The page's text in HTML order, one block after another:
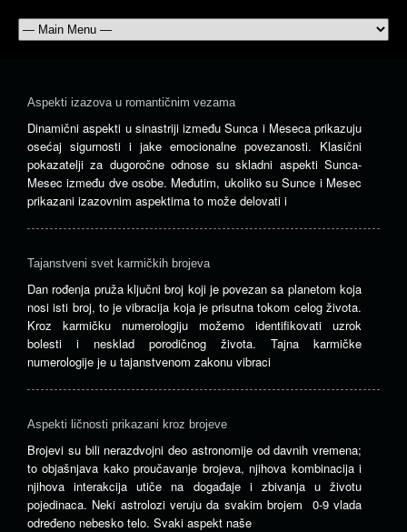
Aspekti izazova u romantičnim vezama
Dinamični aspekti u sinastriji između Sunca i Meseca prikazuju
osećaj sigurnosti i jake emocionalne povezanosti. Klasični
pokazatelji za dugoročne odnose su skladni aspekti Sunca-
Mesec između dve osobe. Međutim, ukoliko su Sunce i Mesec
prikazani izazovnim aspektima to može delovati i
Tajanstveni svet karmičkih brojeva
Dan rođenja pruža ključni broj koji je povezan sa planetom koja
nosi isti broj, to je vibracija koja je prisutna tokom celog života.
Kroz karmičku numerologiju možemo identifikovati uzrok
bolesti i nesklad porodičnog života. Tajna karmičke
numerologije je u tajanstvenom zakonu vibraci
Aspekti ličnosti prikazani kroz brojeve
Brojevi su bili nerazdvojni deo astronomije od davnih vremena;
to objašnjava kako proučavanje brojeva, njihova kombinacija i
njihova interakcija utiče na događaje i zbivanja u životu
pojedinaca. Neki astrolozi veruju da svakim brojem 0-9 vlada
određeno nebesko telo. Svaki aspekt naše